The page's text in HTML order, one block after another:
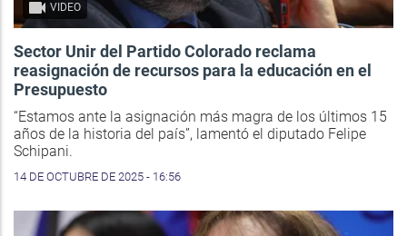
VIDEO
Sector Unir del Partido Colorado reclama
reasignación de recursos para la educación en el
Presupuesto
“Estamos ante la asignación más magra de los últimos 15
años de la historia del país”, lamentó el diputado Felipe
Schipani.
14 DE OCTUBRE DE 2025 - 16:56